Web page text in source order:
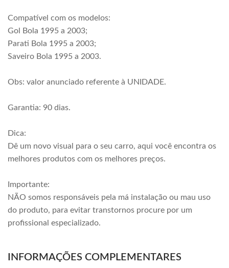
Compatível com os modelos:
Gol Bola 1995 a 2003;
Parati Bola 1995 a 2003;
Saveiro Bola 1995 a 2003.
Obs: valor anunciado referente à UNIDADE.
Garantia: 90 dias.
Dica:
Dê um novo visual para o seu carro, aqui você encontra os
melhores produtos com os melhores preços.
Importante:
NÃO somos responsáveis pela má instalação ou mau uso
do produto, para evitar transtornos procure por um
profissional especializado.
INFORMAÇÕES COMPLEMENTARES